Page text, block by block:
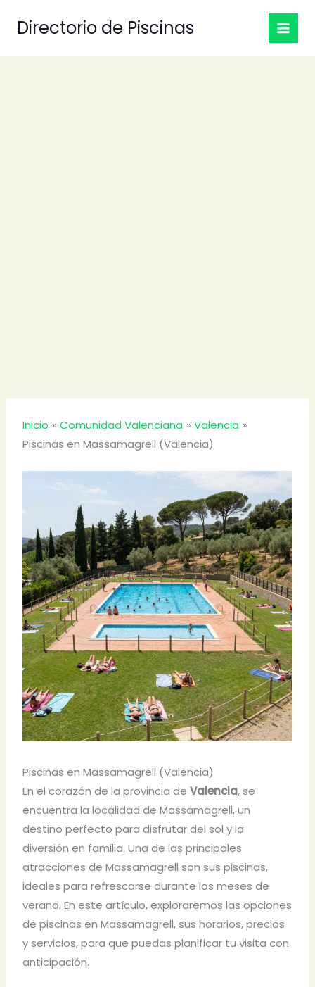
Directorio de Piscinas
Inicio Comunidad Valenciana
Valencia
Piscinas en Massamagrell (Valencia)
Piscinas en Massamagrell (Valencia)
En el corazón de la provincia deValencia, se
encuentra la localidad de Massamagrell, un
destino perfecto para disfrutar del sol y la
diversión en familia. Una de las principales
atracciones de Massamagrell son sus piscinas,
ideales para refrescarse durante los meses de
verano. En este artículo, exploraremos las opciones
de piscinas en Massamagrell, sus horarios, precios
y servicios, para que puedas planificar tu visita con
anticipación.